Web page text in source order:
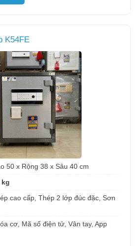
K54FE
50 x Rộng 38 x Sâu 40 cm
kg
cao cấp, Thép 2 lớp đúc đặc, Sơn
cơ, Mã số điện tử, Vân tay, App